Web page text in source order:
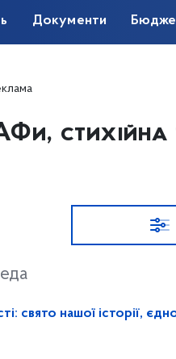
Документи
стихійна
свято нашої історії,